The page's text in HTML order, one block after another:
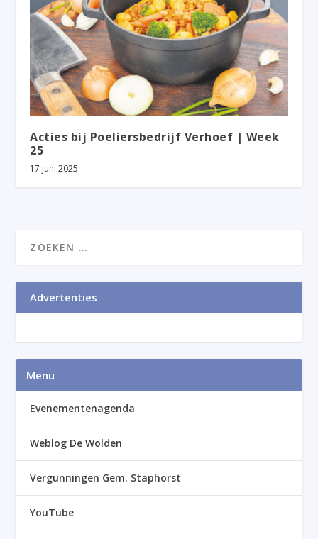
Acties bij Poeliersbedrijf Verhoef | Week
25
17 juni 2025
Advertenties
Menu
Evenementenagenda
Weblog De Wolden
Vergunningen Gem. Staphorst
YouTube